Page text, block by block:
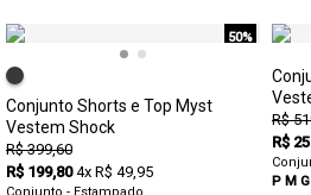
50%
Conjunto Shorts e Top Myst
Vestem Shock
R$ 399,60
R$ 199,80 4x R$ 49,95
R$
R$
P M G